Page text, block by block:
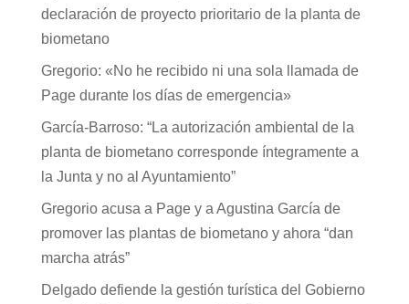
declaración de proyecto prioritario de la planta de
biometano
Gregorio: «No he recibido ni una sola llamada de
Page durante los días de emergencia»
García-Barroso: “La autorización ambiental de la
planta de biometano corresponde íntegramente a
la Junta y no al Ayuntamiento”
Gregorio acusa a Page y a Agustina García de
promover las plantas de biometano y ahora “dan
marcha atrás”
Delgado defiende la gestión turística del Gobierno